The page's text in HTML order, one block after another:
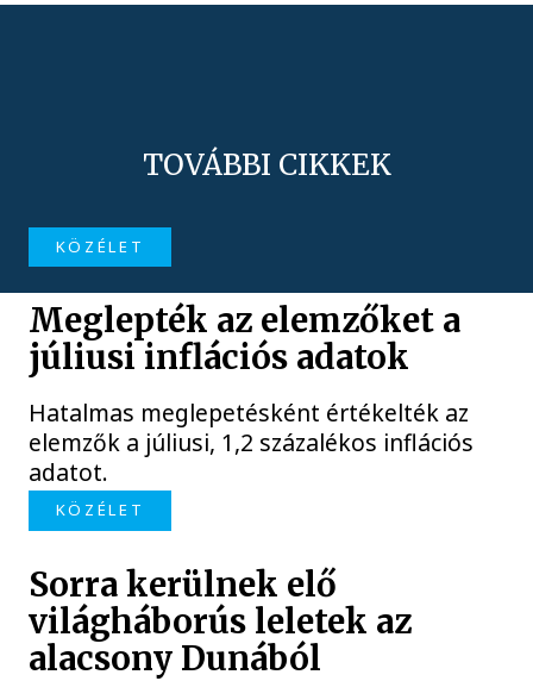
TOVÁBBI CIKKEK
KÖZÉLET
Meglepték az elemzőket a
júliusi inflációs adatok
Hatalmas meglepetésként értékelték az
elemzők a júliusi, 1,2 százalékos inflációs
adatot.
KÖZÉLET
Sorra kerülnek elő
világháborús leletek az
alacsony Dunából